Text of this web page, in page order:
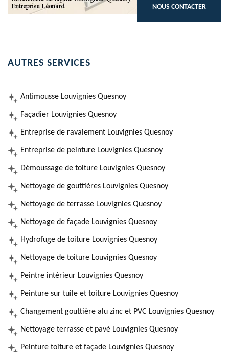
NOUS CONTACTER
AUTRES SERVICES
Antimousse Louvignies Quesnoy
Façadier Louvignies Quesnoy
Entreprise de ravalement Louvignies Quesnoy
Entreprise de peinture Louvignies Quesnoy
Démoussage de toiture Louvignies Quesnoy
Nettoyage de gouttières Louvignies Quesnoy
Nettoyage de terrasse Louvignies Quesnoy
Nettoyage de façade Louvignies Quesnoy
Hydrofuge de toiture Louvignies Quesnoy
Nettoyage de toiture Louvignies Quesnoy
Peintre intérieur Louvignies Quesnoy
Peinture sur tuile et toiture Louvignies Quesnoy
Changement gouttière alu zinc et PVC Louvignies Quesnoy
Nettoyage terrasse et pavé Louvignies Quesnoy
Peinture toiture et façade Louvignies Quesnoy